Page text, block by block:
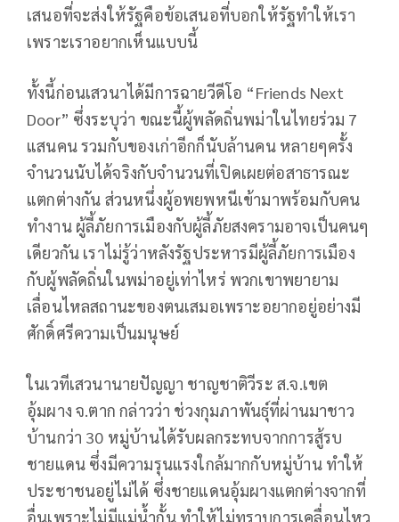
เสนอที่จะส่งให้รัฐคือข้อเสนอที่บอกให้รัฐทำให้เรา
เพราะเราอยากเห็นแบบนี้
ทั้งนี้ก่อนเสวนาได้มีการฉายวีดีโอ “Friends Next
Door” ซึ่งระบุว่า ขณะนี้ผู้พลัดถิ่นพม่าในไทยร่วม 7
แสนคน รวมกับของเก่าอีกก็นับล้านคน หลายๆครั้ง
จำนวนนับได้จริงกับจำนวนที่เปิดเผยต่อสาธารณะ
แตกต่างกัน ส่วนหนึ่งผู้อพยพหนีเข้ามาพร้อมกับคน
ทำงาน ผู้ลี้ภัยการเมืองกับผู้ลี้ภัยสงครามอาจเป็นคนๆ
เดียวกัน เราไม่รู้ว่าหลังรัฐประหารมีผู้ลี้ภัยการเมือง
กับผู้พลัดถิ่นในพม่าอยู่เท่าไหร่ พวกเขาพยายาม
เลื่อนไหลสถานะของตนเสมอเพราะอยากอยู่อย่างมี
ศักดิ์ศรีความเป็นมนุษย์
ในเวทีเสวนานายปัญญา ชาญชาติวีระ ส.จ.เขต
อุ้มผาง จ.ตาก กล่าวว่า ช่วงกุมภาพันธุ์ที่ผ่านมาชาว
บ้านกว่า 30 หมู่บ้านได้รับผลกระทบจากการสู้รบ
ชายแดน ซึ่งมีความรุนแรงใกล้มากกับหมู่บ้าน ทำให้
ประชาชนอยู่ไม่ได้ ซึ่งชายแดนอุ้มผางแตกต่างจากที่
อื่นเพราะไม่มีแม่น้ำกั้น ทำให้ไม่ทราบการเคลื่อนไหว